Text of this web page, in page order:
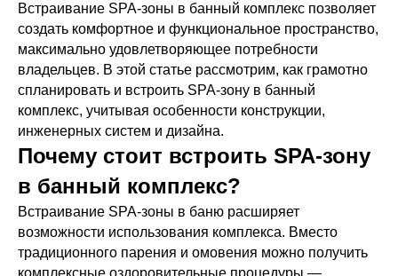
Встраивание SPA-зоны в банный комплекс позволяет
создать комфортное и функциональное пространство,
максимально удовлетворяющее потребности
владельцев. В этой статье рассмотрим, как грамотно
спланировать и встроить SPA-зону в банный
комплекс, учитывая особенности конструкции,
инженерных систем и дизайна.
Почему стоит встроить SPA-зону
в банный комплекс?
Встраивание SPA-зоны в баню расширяет
возможности использования комплекса. Вместо
традиционного парения и омовения можно получить
комплексные оздоровительные процедуры —